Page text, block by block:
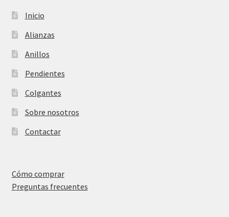
Inicio
Alianzas
Anillos
Pendientes
Colgantes
Sobre nosotros
Contactar
Cómo comprar
Preguntas frecuentes